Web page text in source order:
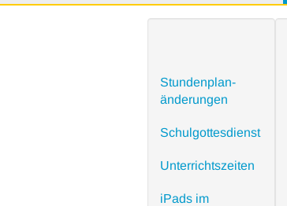
Stundenplan-
änderungen
Schulgottesdienst
Unterrichtszeiten
iPads im